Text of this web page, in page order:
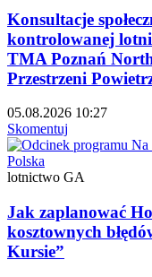
Konsultacje
kontrolowanej
TMA Poznań
Przestrzeni
05.08.2026 10:27
Skomentuj
Polska
lotnictwo GA
Jak zaplanować
kosztownych
Kursie”